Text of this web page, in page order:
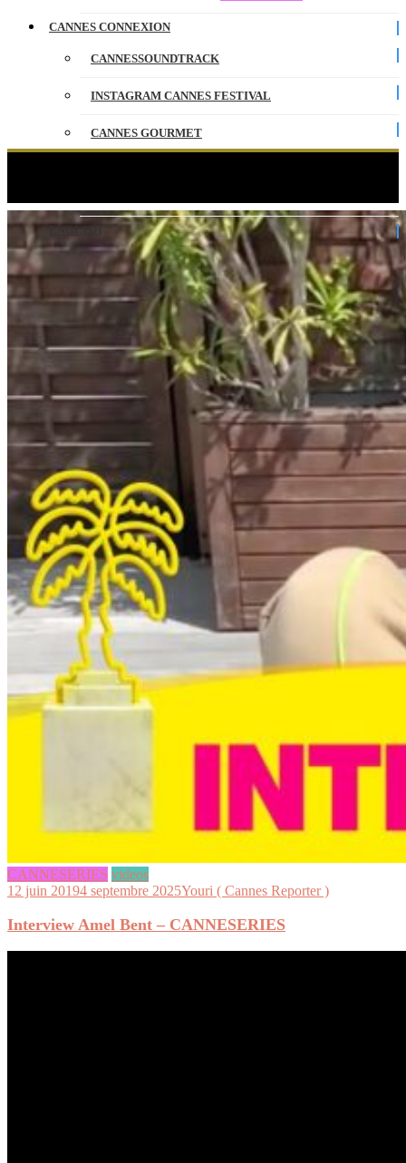
CANNES CONNEXION
CANNESSOUNDTRACK
INSTAGRAM CANNES FESTIVAL
CANNES GOURMET
ENGLISH
CANNESERIES videos
12 juin 20194 septembre 2025Youri ( Cannes Reporter )
Interview Amel Bent – CANNESERIES